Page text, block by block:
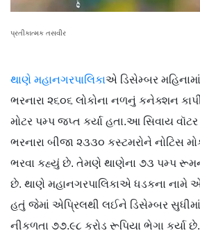
પ્રતીકાત્મક તસવીર
થાણે મહાનગરપાલિકાએ ડિસેમ્બર
ભરનારા ૨૬૦૬ લોકોના નળનું કનેક્શન
મોટર પમ્પ જપ્ત કર્યા હતા.આ સિવાય વૉટર
ભરનારા બીજા ૨૩૩૦ કસ્ટમરોને નોટિસ
ભરવા કહ્યું છે. તેમણે થાણેના ૭૩ પમ્પ
છે. થાણે મહાનગરપાલિકાએ ધડકના નામે
હતું જેમાં એપ્રિલથી લઈને ડિસેમ્બર સુધીમાં
નીકળતા ૭૭.૯૮ કરોડ રૂપિયા ભેગા કર્યા છે.